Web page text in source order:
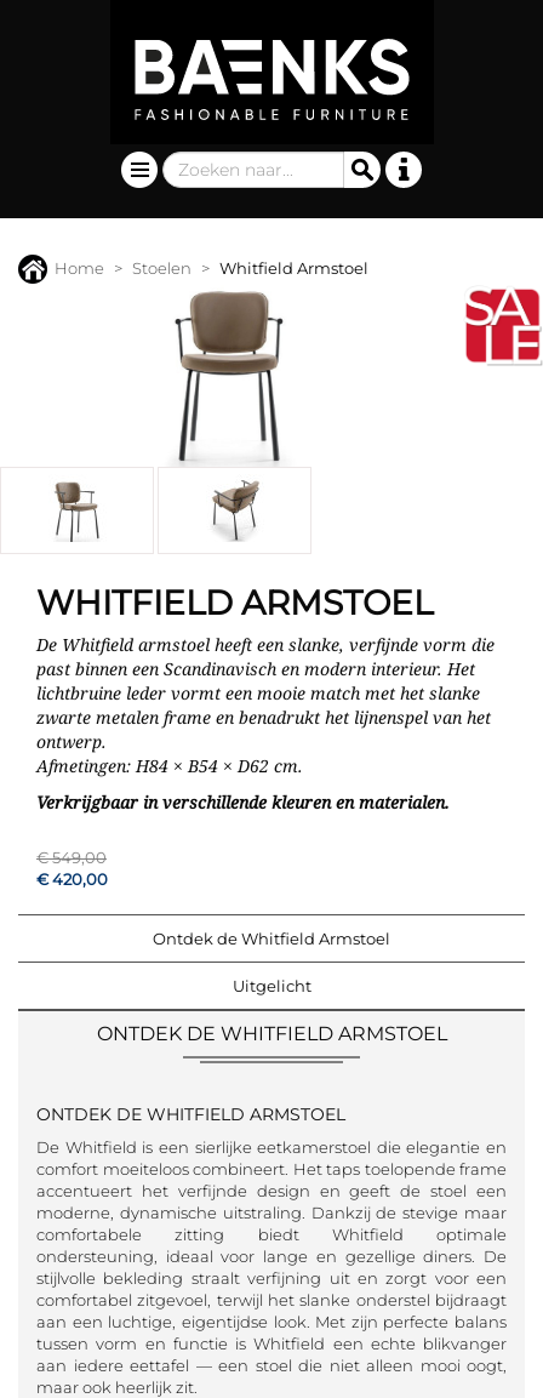
Home Stoelen Whitfield Armstoel
WHITFIELD ARMSTOEL
De Whitfield armstoel heeft een slanke, verfijnde vorm die
past binnen een Scandinavisch en modern interieur. Het
lichtbruine leder vormt een mooie match met het slanke
zwarte metalen frame en benadrukt het lijnenspel van het
ontwerp.
Afmetingen: H84 × B54 × D62 cm.
Verkrijgbaar in verschillende kleuren en materialen.
€ 549,00
€ 420,00
Ontdek de Whitfield Armstoel
Uitgelicht
ONTDEK DE WHITFIELD ARMSTOEL
ONTDEK DE WHITFIELD ARMSTOEL
De Whitfield is een sierlijke eetkamerstoel die elegantie en
comfort moeiteloos combineert. Het taps toelopende frame
accentueert het verfijnde design en geeft de stoel een
moderne, dynamische uitstraling. Dankzij de stevige maar
comfortabele zitting biedt Whitfield optimale
ondersteuning, ideaal voor lange en gezellige diners. De
stijlvolle bekleding straalt verfijning uit en zorgt voor een
comfortabel zitgevoel, terwijl het slanke onderstel bijdraagt
aan een luchtige, eigentijdse look. Met zijn perfecte balans
tussen vorm en functie is Whitfield een echte blikvanger
aan iedere eettafel — een stoel die niet alleen mooi oogt,
maar ook heerlijk zit.